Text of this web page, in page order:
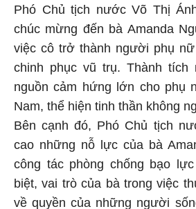
Phó Chủ tịch nước Võ Thị
chúc mừng đến bà Amanda
việc cô trở thành người phụ
chinh phục vũ trụ. Thành tích
nguồn cảm hứng lớn cho phụ
Nam, thể hiện tinh thần không
Bên cạnh đó, Phó Chủ tịch
cao những nỗ lực của bà
công tác phòng chống bạo
biệt, vai trò của bà trong việc
về quyền của những người